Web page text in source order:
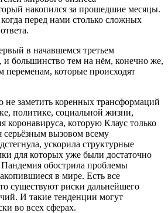
накопился за прошедшие месяцы.
перед нами столько сложных
в начавшемся третьем
и большинство тем на нём, конечно же,
которые происходят
не заметить коренных трансформаций
политике, социальной жизни,
коронавируса, которую Клаус только
серьёзным вызовом всему
ускорила структурные
для которых уже были достаточно
обострила проблемы
в мире. Есть все
существуют риски дальнейшего
И такие тенденции могут
во всех сферах.